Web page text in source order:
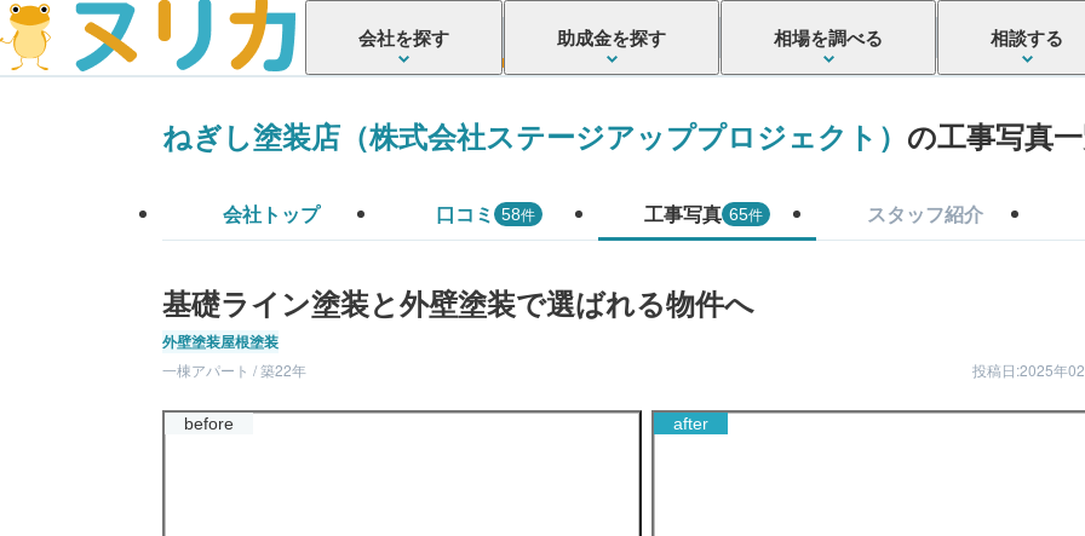
会社を探す 助成金を探す 相場を調べる 相談する
ねぎし塗装店（株式会社ステージアッププロジェクト） の工事写真
会社トップ 口コミ 58件 工事写真 65件 スタッフ紹介
基礎ライン塗装と外壁塗装で選ばれる物件へ
外壁塗装屋根塗装
一棟アパート / 築22年 投稿日:2025年
before after